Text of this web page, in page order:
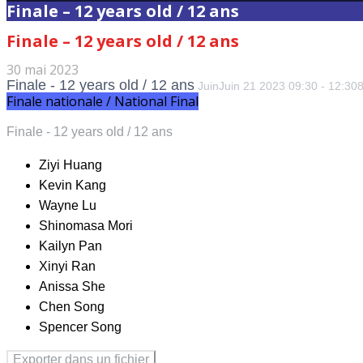
Finale – 12 years old / 12 ans
Finale – 12 years old / 12 ans
30 mai 2023
Finale - 12 years old / 12 ans JuinJuin 21 2023 09:30 - 12:30
Finale nationale / National Final
Finale - 12 years old / 12 ans
Ziyi Huang
Kevin Kang
Wayne Lu
Shinomasa Mori
Kailyn Pan
Xinyi Ran
Anissa She
Chen Song
Spencer Song
Exporter dans un fichier